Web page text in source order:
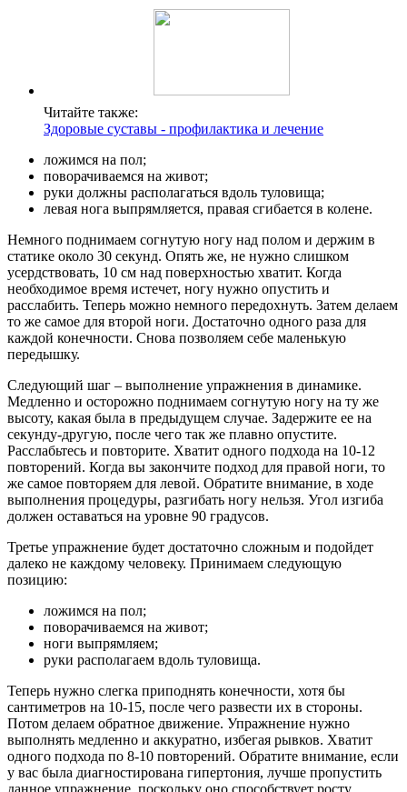
Читайте также:
Здоровые суставы - профилактика и лечение
ложимся на пол;
поворачиваемся на живот;
руки должны располагаться вдоль туловища;
левая нога выпрямляется, правая сгибается в колене.
Немного поднимаем согнутую ногу над полом и держим в
статике около 30 секунд. Опять же, не нужно слишком
усердствовать, 10 см над поверхностью хватит. Когда
необходимое время истечет, ногу нужно опустить и
расслабить. Теперь можно немного передохнуть. Затем делаем
то же самое для второй ноги. Достаточно одного раза для
каждой конечности. Снова позволяем себе маленькую
передышку.
Следующий шаг – выполнение упражнения в динамике.
Медленно и осторожно поднимаем согнутую ногу на ту же
высоту, какая была в предыдущем случае. Задержите ее на
секунду-другую, после чего так же плавно опустите.
Расслабьтесь и повторите. Хватит одного подхода на 10-12
повторений. Когда вы закончите подход для правой ноги, то
же самое повторяем для левой. Обратите внимание, в ходе
выполнения процедуры, разгибать ногу нельзя. Угол изгиба
должен оставаться на уровне 90 градусов.
Третье упражнение будет достаточно сложным и подойдет
далеко не каждому человеку. Принимаем следующую
позицию:
ложимся на пол;
поворачиваемся на живот;
ноги выпрямляем;
руки располагаем вдоль туловища.
Теперь нужно слегка приподнять конечности, хотя бы
сантиметров на 10-15, после чего развести их в стороны.
Потом делаем обратное движение. Упражнение нужно
выполнять медленно и аккуратно, избегая рывков. Хватит
одного подхода по 8-10 повторений. Обратите внимание, если
у вас была диагностирована гипертония, лучше пропустить
данное упражнение, поскольку оно способствует росту